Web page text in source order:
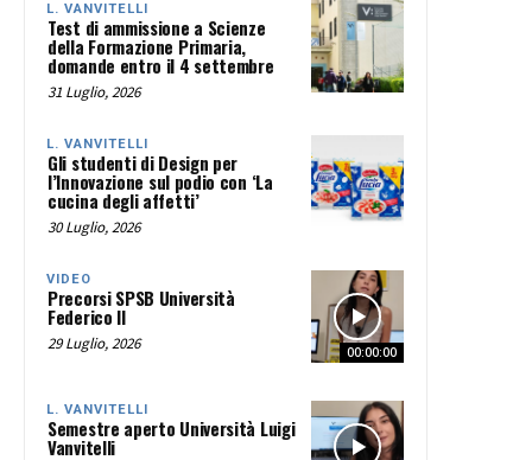
L. VANVITELLI
Test di ammissione a Scienze
della Formazione Primaria,
domande entro il 4 settembre
31 Luglio, 2026
L. VANVITELLI
Gli studenti di Design per
l’Innovazione sul podio con ‘La
cucina degli affetti’
30 Luglio, 2026
00:00:00
VIDEO
Precorsi SPSB Università
Federico II
29 Luglio, 2026
L. VANVITELLI
Semestre aperto Università Luigi
Vanvitelli